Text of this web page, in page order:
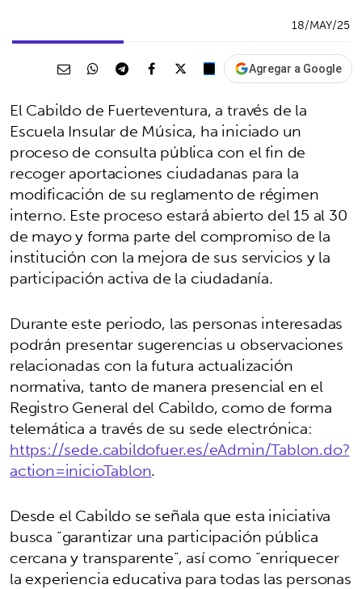
18/MAY/25
Agregar a Google
El Cabildo de Fuerteventura, a través de la
Escuela Insular de Música, ha iniciado un
proceso de consulta pública con el fin de
recoger aportaciones ciudadanas para la
modificación de su reglamento de régimen
interno. Este proceso estará abierto del 15 al 30
de mayo y forma parte del compromiso de la
institución con la mejora de sus servicios y la
participación activa de la ciudadanía.
Durante este periodo, las personas interesadas
podrán presentar sugerencias u observaciones
relacionadas con la futura actualización
normativa, tanto de manera presencial en el
Registro General del Cabildo, como de forma
telemática a través de su sede electrónica:
https://sede.cabildofuer.es/eAdmin/Tablon.do?
action=inicioTablon.
Desde el Cabildo se señala que esta iniciativa
busca “garantizar una participación pública
cercana y transparente”, así como “enriquecer
la experiencia educativa para todas las personas